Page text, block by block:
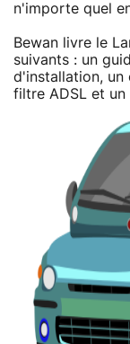
n'importe quel
Bewan livre le
suivants : un
d'installation, un
filtre ADSL et un